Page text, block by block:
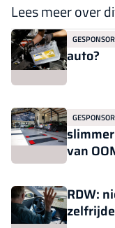
Lees meer over
auto?
van
RDW: